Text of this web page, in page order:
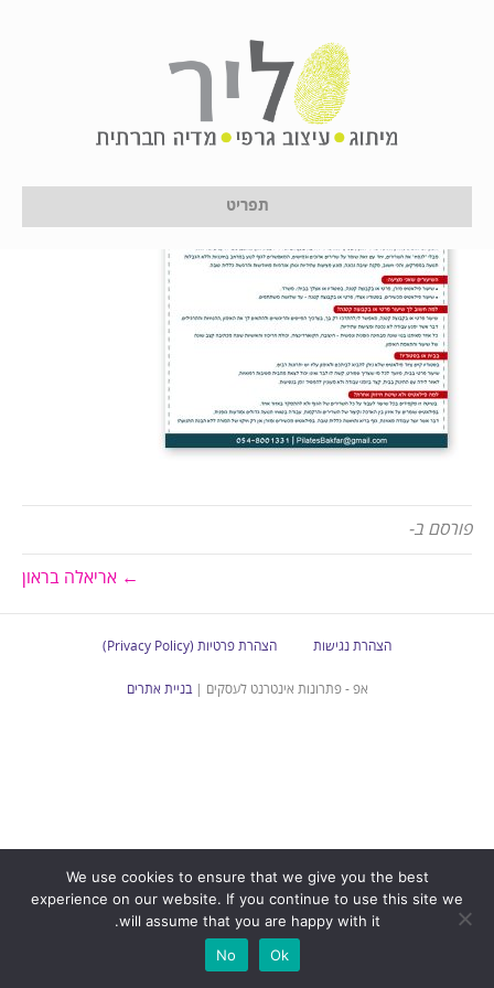
תפריט
tabpilatis3
11 בינואר 2017
פורסם ב-
← אריאלה בראון
הצהרת נגישות הצהרת פרטיות (Privacy Policy)
אפ - פתרונות אינטרנט לעסקים |בניית אתרים
We use cookies to ensure that we give you the best
experience on our website. If you continue to use this site we
will assume that you are happy with it.
Ok
No